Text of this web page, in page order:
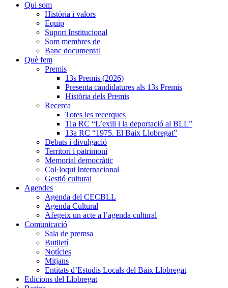
Qui som
Història i valors
Equip
Suport Institucional
Som membres de
Banc documental
Què fem
Premis
13s Premis (2026)
Presenta candidatures als 13s Premis
Història dels Premis
Recerca
Totes les recerques
11a RC “L’exili i la deportació al BLL”
13a RC “1975. El Baix Llobregat”
Debats i divulgació
Territori i patrimoni
Memorial democràtic
Col·loqui Internacional
Gestió cultural
Agendes
Agenda del CECBLL
Agenda Cultural
Afegeix un acte a l’agenda cultural
Comunicació
Sala de premsa
Butlletí
Notícies
Mitjans
Entitats d’Estudis Locals del Baix Llobregat
Edicions del Llobregat